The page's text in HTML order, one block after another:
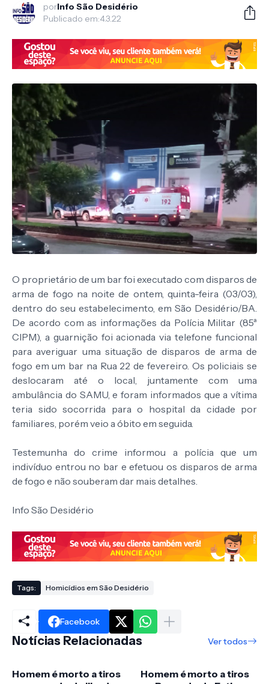
porInfo São Desidério
Publicado em:4.3.22
O proprietário de um bar foi executado com disparos de
arma de fogo na noite de ontem, quinta-feira (03/03),
dentro do seu estabelecimento, em São Desidério/BA.
De acordo com as informações da Polícia Militar (85ª
CIPM), a guarnição foi acionada via telefone funcional
para averiguar uma situação de disparos de arma de
fogo em um bar na Rua 22 de fevereiro. Os policiais se
deslocaram até o local, juntamente com uma
ambulância do SAMU, e foram informados que a vítima
teria sido socorrida para o hospital da cidade por
familiares, porém veio a óbito em seguida.
Testemunha do crime informou a polícia que um
indivíduo entrou no bar e efetuou os disparos de arma
de fogo e não souberam dar mais detalhes.
Info São Desidério
Tags: Homicídios em São Desidério
Facebook
Notícias Relacionadas Ver todos
Homem é morto a tiros
Homem é morto a tiros